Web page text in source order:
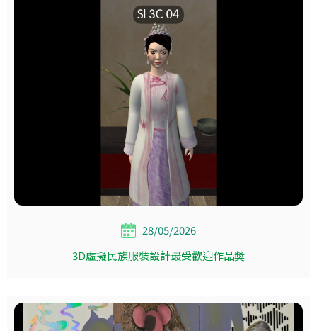
28/05/2026
3D虛擬民族服裝設計最受歡迎作品奬